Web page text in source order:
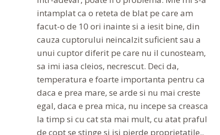
intamplat ca o reteta de blat pe care am
facut-o de 10 ori inainte si a iesit bine, din
cauza cuptorului neincalzit suficient sau a
unui cuptor diferit pe care nu il cunosteam,
sa imi iasa cleios, necrescut. Deci da,
temperatura e foarte importanta pentru ca
daca e prea mare, se arde si nu mai creste
egal, daca e prea mica, nu incepe sa creasca
la timp si cu cat sta mai mult, cu atat praful
de copt se stinge si isi pierde proprietatile..